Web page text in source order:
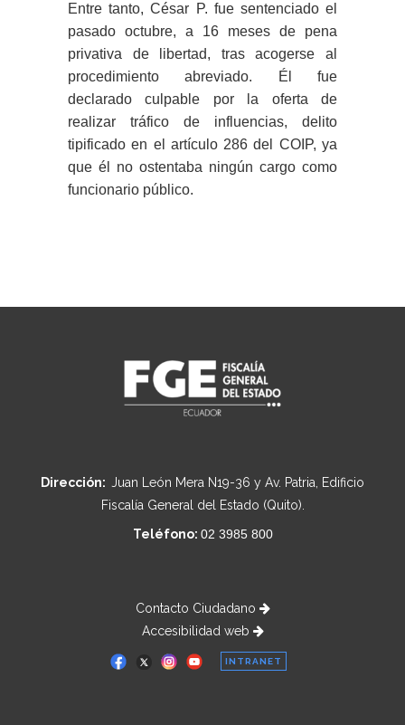
Entre tanto, César P. fue sentenciado el
pasado octubre, a 16 meses de pena
privativa de libertad, tras acogerse al
procedimiento abreviado. Él fue
declarado culpable por la oferta de
realizar tráfico de influencias, delito
tipificado en el artículo 286 del COIP, ya
que él no ostentaba ningún cargo como
funcionario público.
Dirección: Juan León Mera N19-36 y Av. Patria, Edificio
Fiscalía General del Estado (Quito).
Teléfono: 02 3985 800
Contacto Ciudadano
Accesibilidad web
INTRANET